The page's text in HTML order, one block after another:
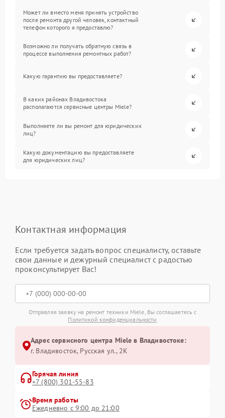
Может ли вместо меня принять устройство
после ремонта другой человек, контактный
телефон которого я предоставлю?
Возможно ли получать обратную связь в
процессе выполнения ремонтных работ?
Какую гарантию вы предоставляете?
В каких районах Владивостока
располагаются сервисные центры Miele?
Выполняете ли вы ремонт для юридических
лиц?
Какую документацию вы предоставляете
для юридических лиц?
Контактная информация
Если требуется задать вопрос специалисту, оставьте
свои данные и дежурный специалист с радостью
проконсультирует Вас!
Отправляя заявку на ремонт техники Miele, Вы соглашаетесь с
Политикой конфиденциальности
Адрес сервисного центра Miele в Владивостоке:
г. Владивосток, Русская ул., 2К
Горячая линия
+7 (800) 301-55-83
Время работы
Ежедневно с 9:00 до 21:00